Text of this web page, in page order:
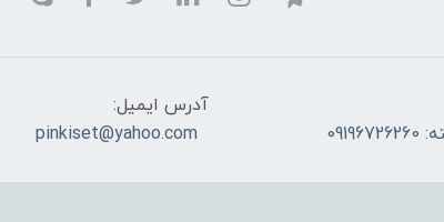
آدرس ایمیل:
pinkiset@yahoo.com